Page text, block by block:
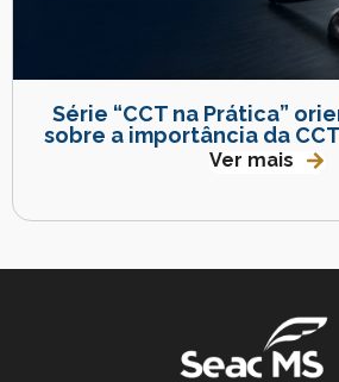
Série “CCT na Prática”
sobre a importância da
Ver mais